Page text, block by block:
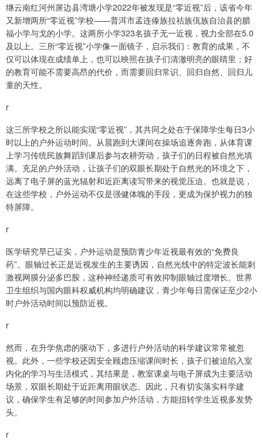
继云南红河州屏边县湾塘小学2022年被发现是“零近视”后，该省今年
又新增两所“零近视”学校——普洱市孟连傣族拉祜族佤族自治县的腊
福小学与戈的小学。这两所小学323名孩子无一近视，视力全部在5.0
及以上。三所“零近视”小学像一面镜子，启示我们：教育的成果，不
仅可以体现在成绩单上，也可以映照在孩子们清澈明亮的眼睛里；好
的教育可能不需要高昂的代价，而需要回归常识、回归自然、回归儿
童的天性。
r
这三所学校之所以能实现“零近视”，其共同之处在于保障学生每日3小
时以上的户外运动时间。从晨跑到大课间在操场追逐奔跑，从体育课
上学习传统民族舞蹈到课后参与农耕劳动，孩子们的日程被自然光填
满。充足的户外活动，让孩子们的双眼长期处于自然光的环境之下，
远离了电子屏的蓝光辐射和近距离读写带来的视觉压迫。也就是说，
在这些学校，户外运动不仅是强健体魄的手段，更成为保护视力的独
特屏障。
r
医学研究早已证实，户外运动是预防青少年近视最有效的“免费良
药”。眼轴过长正是近视发生的主要诱因，自然光线中的特定波长能刺
激视网膜分泌多巴胺，这种神经递质可有效抑制眼轴过度增长。世界
卫生组织与国内眼科权威机构均明确建议，青少年每日需保证至少2小
时户外活动时间以预防近视。
r
然而，在升学焦虑的驱动下，多进行户外活动的科学建议常常被忽
视。此外，一些学校还因安全顾虑压缩课间时长，孩子们被迫陷入室
内化的学习与生活模式，其结果是，教室课桌与电子屏成为主要活动
场景，双眼长期处于近距离用眼状态。因此，只有切实落实科学建
议，确保学生有足够的时间参加户外活动，方能扭转学生近视多发势
头。
r